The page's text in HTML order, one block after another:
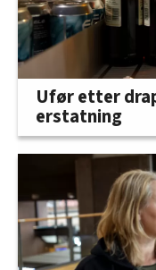
Ufør etter
erstatning